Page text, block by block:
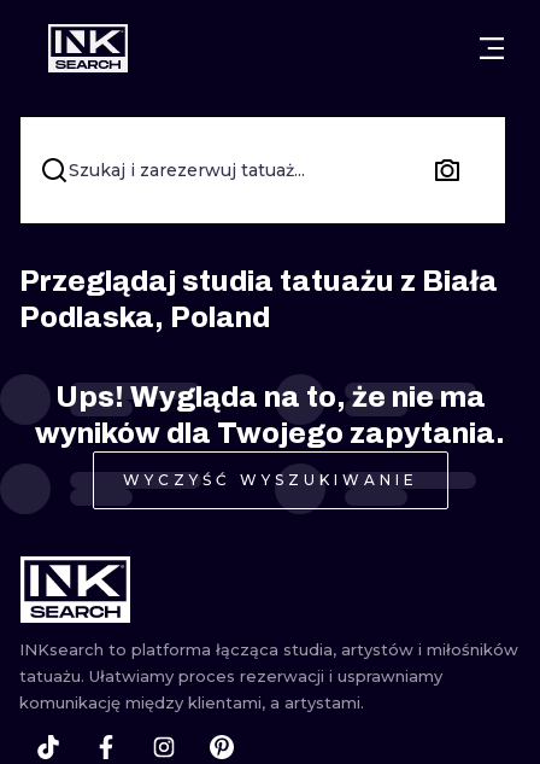
MIASTA GDAŃSK
WARSZAWA POZNAŃ
KRAKÓW KATOWICE
WROCŁAW ŁÓDŹ
BERLIN
AMSTERDAM EDYNBURG
PRAGA LONDYN
STYLE
KALIGRAFIA
NEW
TRIBAL
RYCINOWE
Szukaj i zarezerwuj tatuaż...
Przeglądaj studia tatuażu z Biała
Podlaska, Poland
Ups! Wygląda na to, że nie ma
wyników dla Twojego zapytania.
WYCZYŚĆ WYSZUKIWANIE
INKsearch to platforma łącząca studia, artystów i miłośników
tatuażu. Ułatwiamy proces rezerwacji i usprawniamy
komunikację między klientami, a artystami.